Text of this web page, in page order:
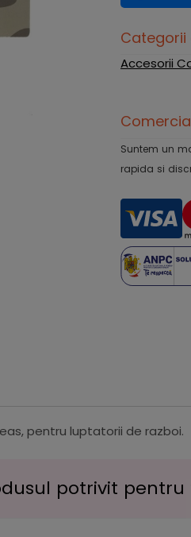
Categorii
Accesorii
Suntem un
rapida si
pentru luptatorii de razboi.
potrivit pentru